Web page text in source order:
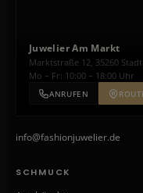
Juwelier Am Markt
Marktstraße 12, 35260
Mo – Fr: 10:00 – 18:00 Uhr
ANRUFEN
info@fashionjuwelier.de
SCHMUCK